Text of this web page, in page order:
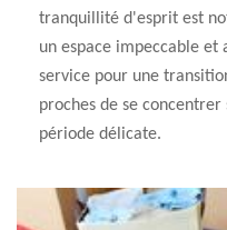
tranquillité d'esprit est
un espace impeccable et
service pour une
proches de se
période délicate.